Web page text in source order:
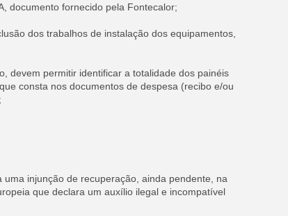
documento fornecido pela Fontecalor;
dos trabalhos de instalação dos equipamentos,
devem permitir identificar a totalidade dos painéis
consta nos documentos de despesa (recibo e/ou
injunção de recuperação, ainda pendente, na
que declara um auxílio ilegal e incompatível